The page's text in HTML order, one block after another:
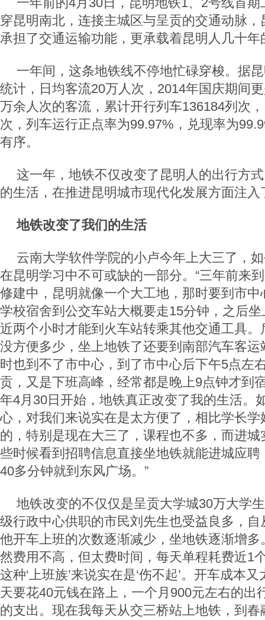
穿昆明南北，连接主城区与呈贡的交通动脉
承担了交通运输功能，更承载着昆明人几十年
一年间，这条地铁线不停地忙碌穿梭。据
统计，日均客流20万人次，2014年国庆期间
万余人次的客流，累计开行列车136184列次
次，列车运行正点率为99.97%，兑现率为
有序。
这一年，地铁不仅改变了昆明人的出行方
的生活，在推进昆明城市现代化发展方面注入
地铁改变了我们的生活
云南大学软件学院的小卢今年上大三了，
在昆明学习中不可或缺的一部分。“三年前来
修建中，昆明就像一个大工地，那时要到市
学校宿舍到公交车站大概要走15分钟，之后
近两个小时才能到火车站转乘其他交通工具
没方便多少，坐上地铁了还要到南部汽车客
时也到不了市中心，到了市中心后下午5点左
贡，又是下班高峰，经常都是晚上9点钟才到
年4月30日开始，地铁真正改变了我的生活。
心，对我们来说实在是太方便了，相比学长
的，特别是现在大三了，课程也不多，而进
些时候看到招聘信息直接坐地铁就能进城应
40多分钟就到东风广场。”
地铁改变的不仅仅是呈贡大学城30万大学
级行政中心供职的市民刘先生也受益良多，
他开车上班的次数逐渐减少，坐地铁逐渐增多
然费用不高，但太费时间，每天单程耗费近1
这种‘上班族’来说实在是‘伤不起’。开车成本
天要花40元钱在路上，一个月900元左右的出
的支出。现在我每天从交三桥站上地铁，到